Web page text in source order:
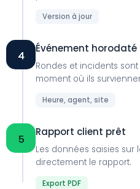
Version à jour
4 Événement horodaté
Rondes et incidents
moment où ils
Heure, agent, site
5 Rapport client prêt
Les données saisies sur
directement le rapport.
Export PDF